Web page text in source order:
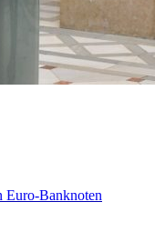
Euro-Banknoten